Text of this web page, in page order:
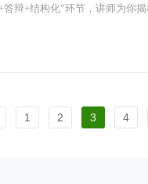
辩+结构化”环节，讲师为你
1 2 3 4